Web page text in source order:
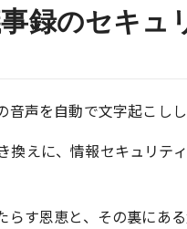
録のセキュ
声を自動で文字起こし
換えに、情報セキュリテ
らす恩恵と、その裏にあ